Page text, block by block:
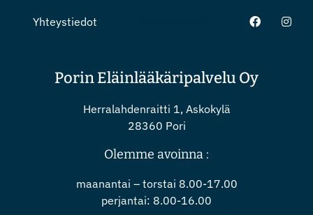
Yhteystiedot
Porin Eläinlääkäripalvelu Oy
Herralahdenraitti 1, Askokylä
28360 Pori
Olemme avoinna :
maanantai – torstai 8.00-17.00
perjantai: 8.00-16.00